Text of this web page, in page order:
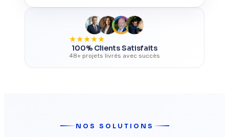
★★★★★
100% Clients Satisfaits
48+ projets livrés avec succès
NOS SOLUTIONS